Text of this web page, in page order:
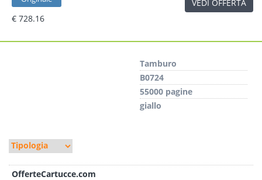
€ 728.16
VEDI OFFERTA
Tamburo
B0724
55000 pagine
giallo
OfferteCartucce.com